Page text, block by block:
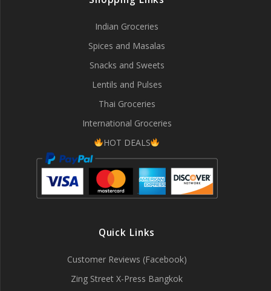
Indian Groceries
Spices and Masalas
Snacks and Sweets
Lentils and Pulses
Thai Groceries
International Groceries
HOT DEALS
Quick Links
Customer Reviews (Facebook)
Zing Street X-Press Bangkok